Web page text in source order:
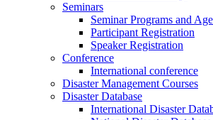
Seminars
Seminar Programs and
Participant Registration
Speaker Registration
Conference
International conference
Disaster Management Courses
Disaster Database
International Disaster